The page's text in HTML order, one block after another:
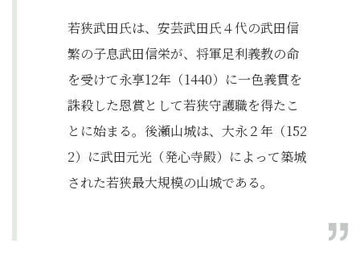
若狭武田氏は、安芸武田氏４代の武田信
繁の子息武田信栄が、将軍足利義教の命
を受けて永享12年（1440）に一色義貫を
誅殺した恩賞として若狭守護職を得たこ
とに始まる。後瀬山城は、大永２年（152
2）に武田元光（発心寺殿）によって築城
された若狭最大規模の山城である。